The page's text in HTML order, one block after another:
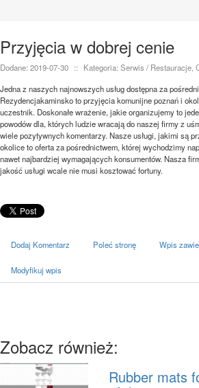
Przyjęcia w dobrej cenie
Dodane: 2019-07-30 ::
Kategoria: Serwis / Restauracje,
Jedna z naszych najnowszych usług dostępna za
Rezydencjakaminsko to przyjęcia komunijne poznań i
uczestnik. Doskonałe wrażenie, jakie organizujemy to
powodów dla, których ludzie wracają do naszej firmy z
wiele pozytywnych komentarzy. Nasze usługi, jakimi są
okolice to oferta za pośrednictwem, której wychodzimy
nawet najbardziej wymagających konsumentów. Nasza
jakość usługi wcale nie musi kosztować fortuny.
Dodaj Komentarz Poleć stronę Wpis
Modyfikuj wpis
Zobacz również:
Rubber mats